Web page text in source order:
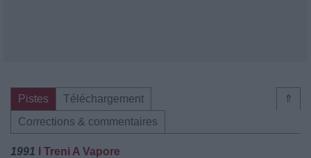
⇑
Pistes
Téléchargement
Corrections & commentaires
1991
I Treni A Vapore